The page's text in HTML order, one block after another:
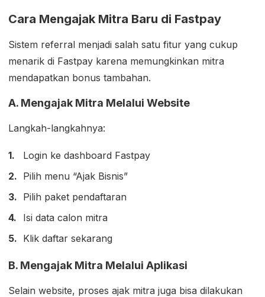
Cara Mengajak Mitra Baru di Fastpay
Sistem referral menjadi salah satu fitur yang cukup
menarik di Fastpay karena memungkinkan mitra
mendapatkan bonus tambahan.
A. Mengajak Mitra Melalui Website
Langkah-langkahnya:
Login ke dashboard Fastpay
Pilih menu “Ajak Bisnis”
Pilih paket pendaftaran
Isi data calon mitra
Klik daftar sekarang
B. Mengajak Mitra Melalui Aplikasi
Selain website, proses ajak mitra juga bisa dilakukan